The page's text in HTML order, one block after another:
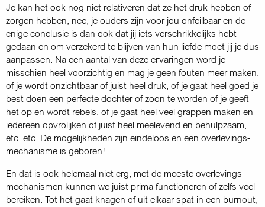
Je kan het ook nog niet relativeren dat ze het druk hebben of
zorgen hebben, nee, je ouders zijn voor jou onfeilbaar en de
enige conclusie is dan ook dat jij iets verschrikkelijks hebt
gedaan en om verzekerd te blijven van hun liefde moet jij je dus
aanpassen. Na een aantal van deze ervaringen word je
misschien heel voorzichtig en mag je geen fouten meer maken,
of je wordt onzichtbaar of juist heel druk, of je gaat heel goed je
best doen een perfecte dochter of zoon te worden of je geeft
het op en wordt rebels, of je gaat heel veel grappen maken en
iedereen opvrolijken of juist heel meelevend en behulpzaam,
etc. etc. De mogelijkheden zijn eindeloos en een overlevings­
mechanisme is geboren!
En dat is ook helemaal niet erg, met de meeste overlevings­
mechanismen kunnen we juist prima functioneren of zelfs veel
bereiken. Tot het gaat knagen of uit elkaar spat in een burnout,